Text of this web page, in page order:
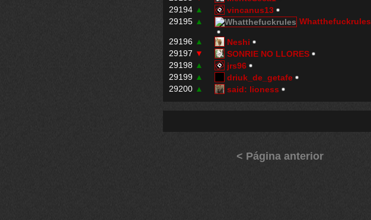
29194 ▲ vincanus13
29195 ▲ Whatthefuckrules
29196 ▲ Neshi
29197 ▼ SONRIE NO LLORES
29198 ▲ jrs96
29199 ▲ driuk_de_getafe
29200 ▲ said: lioness
< Página anterior